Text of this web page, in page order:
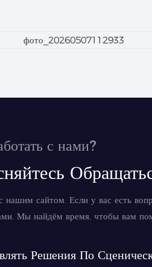
с нами?
нашим сайтом. Если у вас есть
Мы найдём время, чтобы вам
Решения По